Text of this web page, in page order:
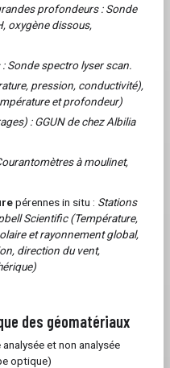
profondeurs : Sonde
oxygène dissous,
Sonde spectro lyser scan.
pression, conductivité),
et profondeur)
: GGUN de chez Albilia
à moulinet,
pérennes in situ : Stations
Scientific (Température,
et rayonnement global,
direction du vent,
des géomatériaux
et non analysée
optique)